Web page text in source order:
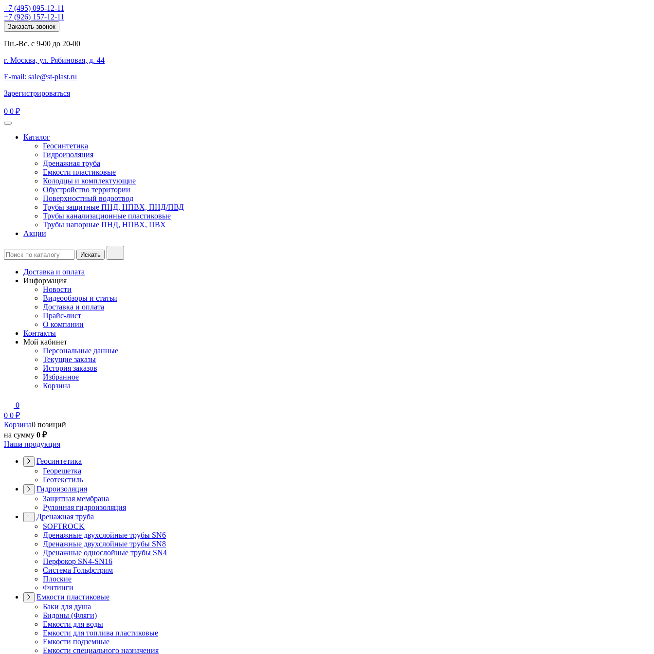
+7 (495) 095-12-11
+7 (926) 157-12-11
Заказать звонок
Пн.-Вс. с 9-00 до 20-00
г. Москва, ул. Рябиновая, д. 44
E-mail: sale@st-plast.ru
Зарегистрироваться
0 0 ₽
Каталог
Геосинтетика
Гидроизоляция
Дренажная труба
Емкости пластиковые
Колодцы и комплектующие
Обустройство территории
Поверхностный водоотвод
Трубы защитные ПНД, НПВХ, ПНД/ПВД
Трубы канализационные пластиковые
Трубы напорные ПНД, НПВХ, ПВХ
Акции
Доставка и оплата
Информация
Новости
Видеообзоры и статьи
Доставка и оплата
Прайс-лист
О компании
Контакты
Мой кабинет
Персональные данные
Текущие заказы
История заказов
Избранное
Корзина
0
0 0 ₽
Корзина0 позиций
на сумму 0 ₽
Наша продукция
Геосинтетика
Георешетка
Геотекстиль
Гидроизоляция
Защитная мембрана
Рулонная гидроизоляция
Дренажная труба
SOFTROCK
Дренажные двухслойные трубы SN6
Дренажные двухслойные трубы SN8
Дренажные однослойные трубы SN4
Перфокор SN4-SN16
Система Гольфстрим
Плоские
Фитинги
Емкости пластиковые
Баки для душа
Бидоны (Фляги)
Емкости для воды
Емкости для топлива пластиковые
Емкости подземные
Емкости специального назначения